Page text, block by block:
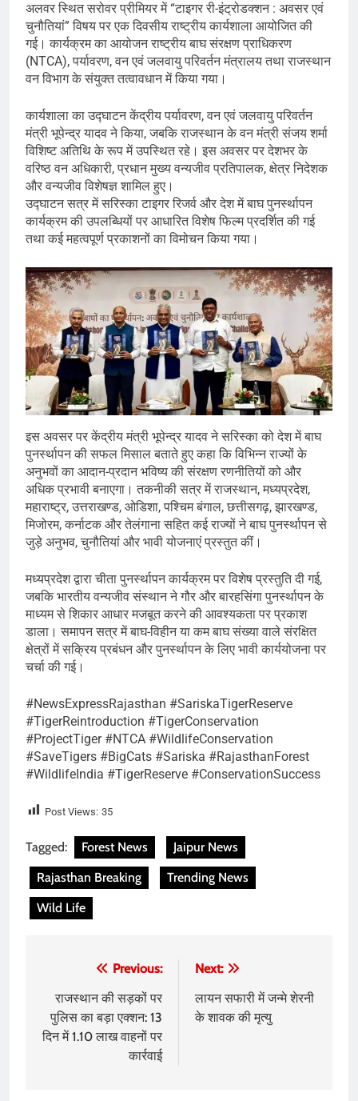
अलवर स्थित सरोवर प्रीमियर में “टाइगर री-इंट्रोडक्शन : अवसर एवं
चुनौतियां” विषय पर एक दिवसीय राष्ट्रीय कार्यशाला आयोजित की
गई। कार्यक्रम का आयोजन राष्ट्रीय बाघ संरक्षण प्राधिकरण
(NTCA), पर्यावरण, वन एवं जलवायु परिवर्तन मंत्रालय तथा राजस्थान
वन विभाग के संयुक्त तत्वावधान में किया गया।
कार्यशाला का उद्घाटन केंद्रीय पर्यावरण, वन एवं जलवायु परिवर्तन
मंत्री भूपेन्द्र यादव ने किया, जबकि राजस्थान के वन मंत्री संजय शर्मा
विशिष्ट अतिथि के रूप में उपस्थित रहे। इस अवसर पर देशभर के
वरिष्ठ वन अधिकारी, प्रधान मुख्य वन्यजीव प्रतिपालक, क्षेत्र निदेशक
और वन्यजीव विशेषज्ञ शामिल हुए।
उद्घाटन सत्र में सरिस्का टाइगर रिजर्व और देश में बाघ पुनर्स्थापन
कार्यक्रम की उपलब्धियों पर आधारित विशेष फिल्म प्रदर्शित की गई
तथा कई महत्वपूर्ण प्रकाशनों का विमोचन किया गया।
इस अवसर पर केंद्रीय मंत्री भूपेन्द्र यादव ने सरिस्का को देश में बाघ
पुनर्स्थापन की सफल मिसाल बताते हुए कहा कि विभिन्न राज्यों के
अनुभवों का आदान-प्रदान भविष्य की संरक्षण रणनीतियों को और
अधिक प्रभावी बनाएगा। तकनीकी सत्र में राजस्थान, मध्यप्रदेश,
महाराष्ट्र, उत्तराखण्ड, ओडिशा, पश्चिम बंगाल, छत्तीसगढ़, झारखण्ड,
मिजोरम, कर्नाटक और तेलंगाना सहित कई राज्यों ने बाघ पुनर्स्थापन से
जुड़े अनुभव, चुनौतियां और भावी योजनाएं प्रस्तुत कीं।
मध्यप्रदेश द्वारा चीता पुनर्स्थापन कार्यक्रम पर विशेष प्रस्तुति दी गई,
जबकि भारतीय वन्यजीव संस्थान ने गौर और बारहसिंगा पुनर्स्थापन के
माध्यम से शिकार आधार मजबूत करने की आवश्यकता पर प्रकाश
डाला। समापन सत्र में बाघ-विहीन या कम बाघ संख्या वाले संरक्षित
क्षेत्रों में सक्रिय प्रबंधन और पुनर्स्थापन के लिए भावी कार्ययोजना पर
चर्चा की गई।
#NewsExpressRajasthan #SariskaTigerReserve
#TigerReintroduction #TigerConservation
#ProjectTiger #NTCA #WildlifeConservation
#SaveTigers #BigCats #Sariska #RajasthanForest
#WildlifeIndia #TigerReserve #ConservationSuccess
Post Views: 35
Tagged: Forest News
Jaipur News
Rajasthan Breaking
Trending News
Wild Life
navigation
Previous:
राजस्थान की सड़कों पर
पुलिस का बड़ा एक्शन: 13
दिन में 1.10 लाख वाहनों पर
कार्रवाई
Next:
लायन सफारी में जन्मे शेरनी
के शावक की मृत्यु